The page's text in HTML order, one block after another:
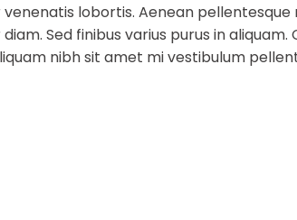
lobortis. Aenean pellentesque
Sed finibus varius purus in
nibh sit amet mi vestibulum